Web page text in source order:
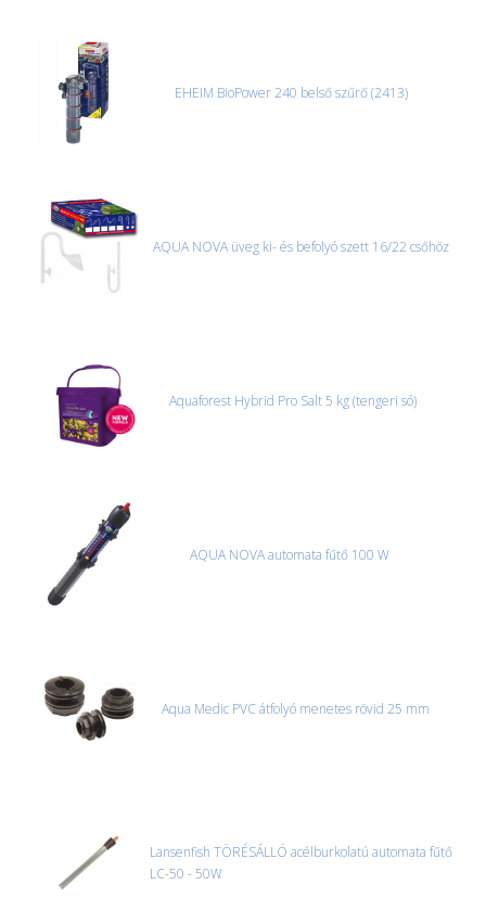
EHEIM BioPower 240 belső szűrő (2413)
AQUA NOVA üveg ki- és befolyó szett 16/22 csőhöz
Aquaforest Hybrid Pro Salt 5 kg (tengeri só)
AQUA NOVA automata fűtő 100 W
Aqua Medic PVC átfolyó menetes rövid 25 mm
Lansenfish TÖRÉSÁLLÓ acélburkolatú automata fűtő
LC-50 - 50W